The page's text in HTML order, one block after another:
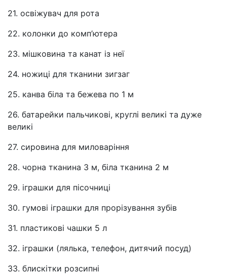
21. освіжувач для рота
22. колонки до комп’ютера
23. мішковина та канат із неї
24. ножиці для тканини зигзаг
25. канва біла та бежева по 1 м
26. батарейки пальчикові, круглі великі та дуже
великі
27. сировина для миловаріння
28. чорна тканина 3 м, біла тканина 2 м
29. іграшки для пісочниці
30. гумові іграшки для прорізування зубів
31. пластикові чашки 5 л
32. іграшки (лялька, телефон, дитячий посуд)
33. блискітки розсипні